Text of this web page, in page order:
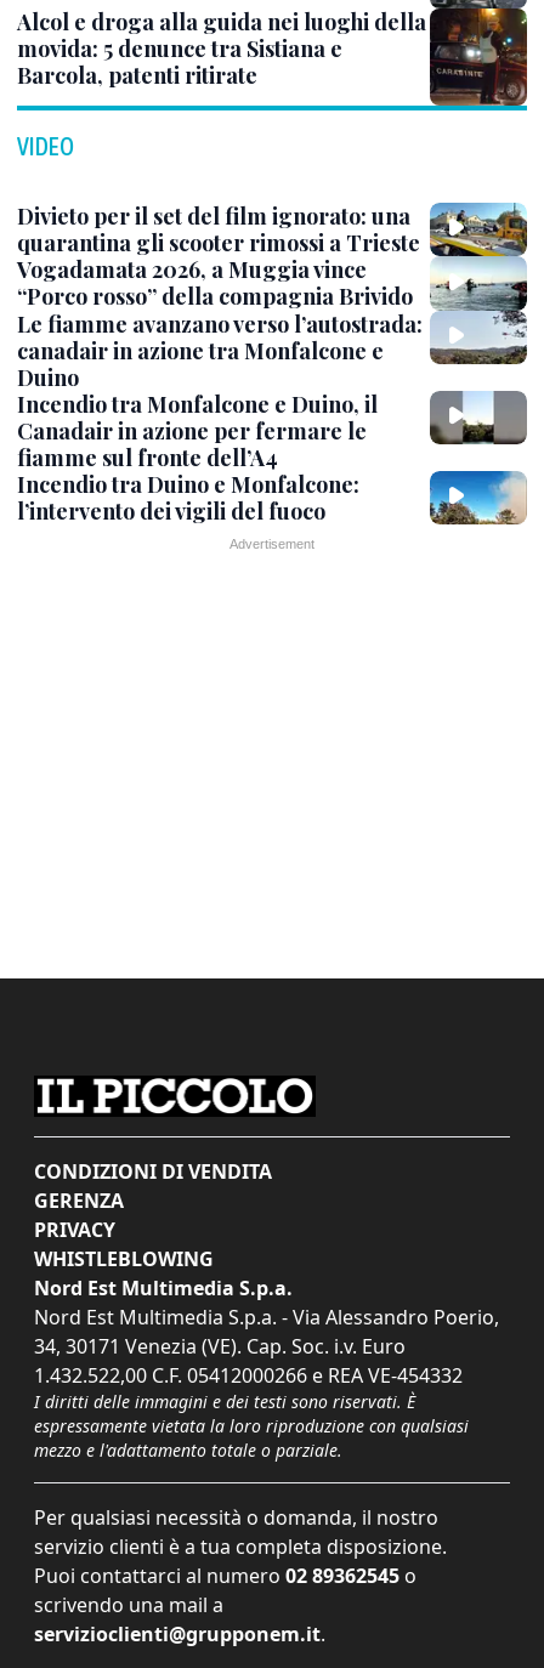
Alcol e droga alla guida nei luoghi della
movida: 5 denunce tra Sistiana e
Barcola, patenti ritirate
VIDEO
Divieto per il set del film ignorato: una
quarantina gli scooter rimossi a Trieste
Vogadamata 2026, a Muggia vince
“Porco rosso” della compagnia Brivido
Le fiamme avanzano verso l’autostrada:
canadair in azione tra Monfalcone e
Duino
Incendio tra Monfalcone e Duino, il
Canadair in azione per fermare le
fiamme sul fronte dell’A4
Incendio tra Duino e Monfalcone:
l’intervento dei vigili del fuoco
CONDIZIONI DI VENDITA
GERENZA
PRIVACY
WHISTLEBLOWING
Nord Est Multimedia S.p.a.
Nord Est Multimedia S.p.a. - Via Alessandro Poerio,
34, 30171 Venezia (VE). Cap. Soc. i.v. Euro
1.432.522,00 C.F. 05412000266 e REA VE-454332
I diritti delle immagini e dei testi sono riservati. È
espressamente vietata la loro riproduzione con qualsiasi
mezzo e l'adattamento totale o parziale.
Per qualsiasi necessità o domanda, il nostro
servizio clienti è a tua completa disposizione.
Puoi contattarci al numero 02 89362545 o
scrivendo una mail a
servizioclienti@grupponem.it.